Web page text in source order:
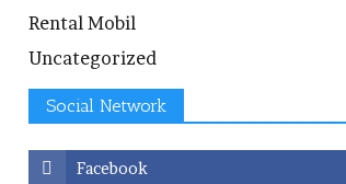
Rental Mobil
Uncategorized
Social Network
Facebook